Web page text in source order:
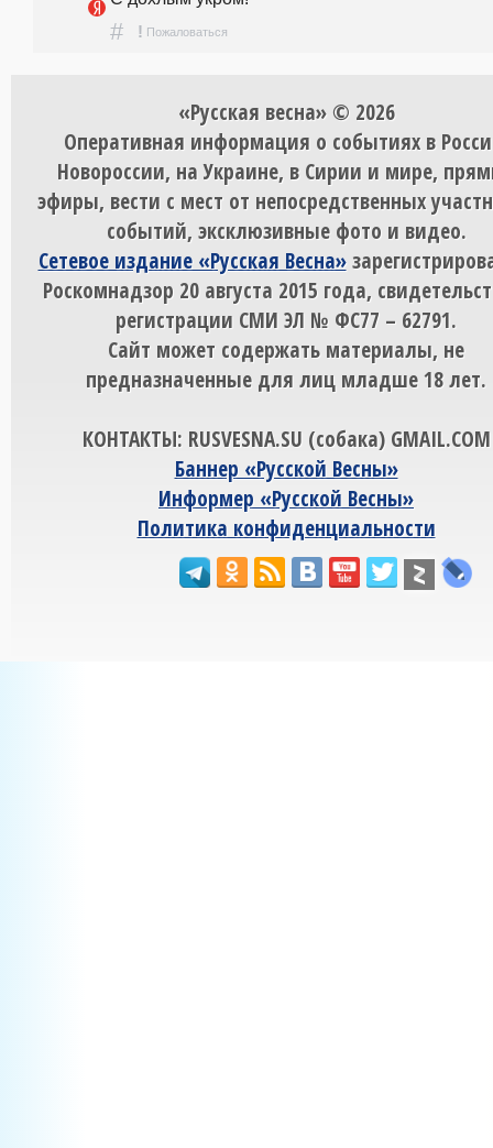
# ! Пожаловаться
«Русская весна» © 2026
Оперативная информация о событиях в
Новороссии, на Украине, в Сирии и мире,
эфиры, вести с мест от непосредственных
событий, эксклюзивные фото и видео.
Сетевое издание «Русская Весна»
Роскомнадзор 20 августа 2015 года,
регистрации СМИ ЭЛ № ФС77 – 62791.
Сайт может содержать материалы, не
предназначенные для лиц младше 18 лет.
КОНТАКТЫ: RUSVESNA.SU (собака) GMAIL.COM
Баннер «Русской Весны»
Информер «Русской Весны»
Политика конфиденциальности